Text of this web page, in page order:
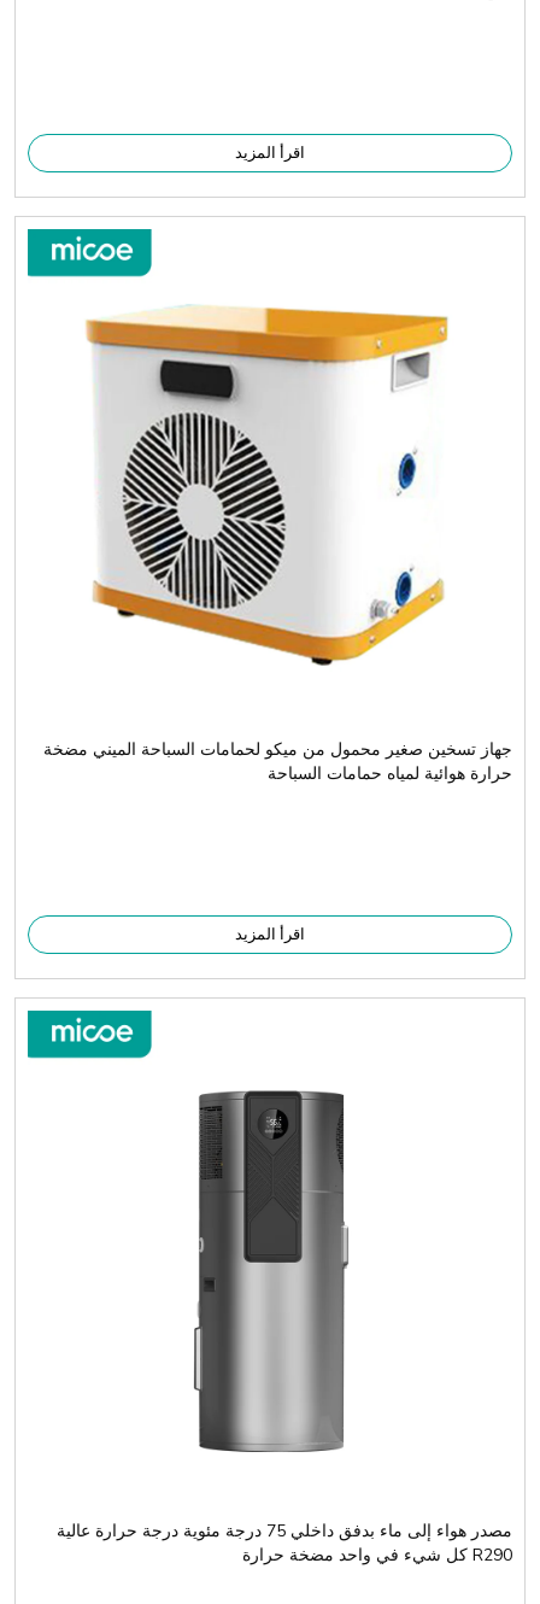
اقرأ المزيد
جهاز تسخين صغير محمول من ميكو لحمامات السباحة الميني مضخة
حرارة هوائية لمياه حمامات السباحة
اقرأ المزيد
مصدر هواء إلى ماء بدفق داخلي 75 درجة مئوية درجة حرارة عالية
R290 كل شيء في واحد مضخة حرارة